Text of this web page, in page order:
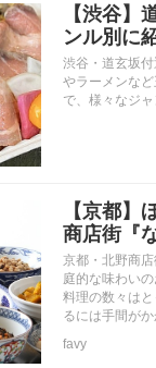
【渋谷】
ンル別に
渋谷・道玄坂
やラーメンな
で、様々なジ
【京都】
商店街『
京都・北野商
庭的な味わい
料理の数々は
るには手間が
favy